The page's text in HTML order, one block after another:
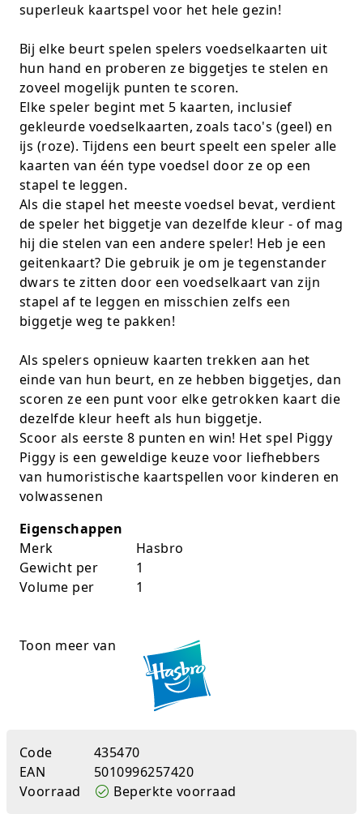
superleuk kaartspel voor het hele gezin!
Bij elke beurt spelen spelers voedselkaarten uit
hun hand en proberen ze biggetjes te stelen en
zoveel mogelijk punten te scoren.
Elke speler begint met 5 kaarten, inclusief
gekleurde voedselkaarten, zoals taco's (geel) en
ijs (roze). Tijdens een beurt speelt een speler alle
kaarten van één type voedsel door ze op een
stapel te leggen.
Als die stapel het meeste voedsel bevat, verdient
de speler het biggetje van dezelfde kleur - of mag
hij die stelen van een andere speler! Heb je een
geitenkaart? Die gebruik je om je tegenstander
dwars te zitten door een voedselkaart van zijn
stapel af te leggen en misschien zelfs een
biggetje weg te pakken!
Als spelers opnieuw kaarten trekken aan het
einde van hun beurt, en ze hebben biggetjes, dan
scoren ze een punt voor elke getrokken kaart die
dezelfde kleur heeft als hun biggetje.
Scoor als eerste 8 punten en win! Het spel Piggy
Piggy is een geweldige keuze voor liefhebbers
van humoristische kaartspellen voor kinderen en
volwassenen
Eigenschappen
Merk
Hasbro
Gewicht per
1
Volume per
1
Toon meer van
Code
435470
EAN
5010996257420
Voorraad
Beperkte voorraad
K-pop Star
Little Dutch
Lumpin
Magnetic Construction Sets
Muziek
Opruiming
Peppa Pig
Pluche
Poppen
Rugtassen
Skippy's
Slime & Putty
Slow rise
Sluban
SO Kawaii
Speelfiguren en sets
Studio Circus
Unicorns
Perforators
Plakband
Post-It
Puntenslijpers
Rainbow
Rekenmachines
Scharen en messen
Schrijfwaren
Stempels en toebeh.